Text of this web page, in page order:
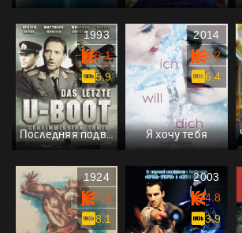
Последняя подводная лодка
1993
6.1
5.9
Я хочу тебя
2014
6.2
6.4
1924
7.9
8.1
2003
4.8
3.9